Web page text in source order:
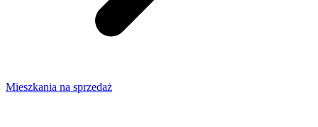
Mieszkania na sprzedaż